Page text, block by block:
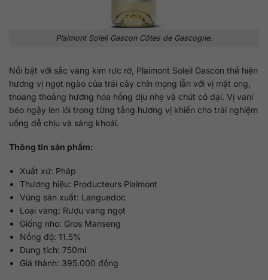
Plaimont Soleil Gascon Côtes de Gascogne.
Nổi bật với sắc vàng kim rực rỡ, Plaimont Soleil Gascon thể hiện
hương vị ngọt ngào của trái cây chín mọng lẫn với vị mật ong,
thoang thoảng hương hoa hồng dịu nhẹ và chút cỏ dại. Vị vani
béo ngậy len lỏi trong từng tầng hương vị khiến cho trải nghiệm
uống dễ chịu và sảng khoái.
Thông tin sản phẩm:
Xuất xứ: Pháp
Thương hiệu: Producteurs Plaimont
Vùng sản xuất: Languedoc
Loại vang: Rượu vang ngọt
Giống nho: Gros Manseng
Nồng độ: 11.5%
Dung tích: 750ml
Giá thành: 395.000 đồng